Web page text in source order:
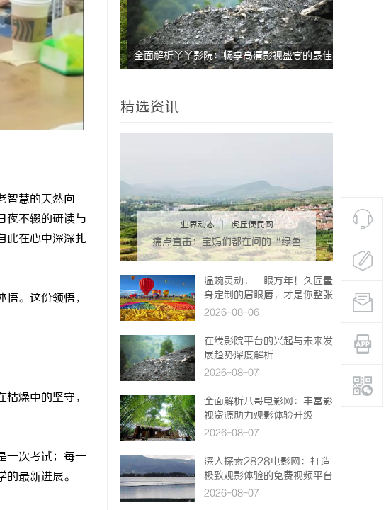
智慧的天然向
夜不辍的研读与
此在心中深深扎
。这份领悟，
燥中的坚守，
一次考试；每一
最新进展。
极致观影体验的现代影院 全面解析丫丫影院：畅享高清影视盛宴的最佳
精选资讯
业界动态 | 虎丘便民网
痛点直击：宝妈们都在问的“绿色
环保母婴纸巾”到底怎么选？
温婉灵动，一眼万年！久匠量
身定制的眉眼唇，才是你整张
脸的点睛之笔！淡颜系女生的
2026-08-06
在线影院平台的兴起与未来发
展趋势深度解析
2026-08-07
全面解析八哥电影网：丰富影
视资源助力观影体验升级
2026-08-07
深入探索2828电影网：打造
极致观影体验的免费视频平台
2026-08-07